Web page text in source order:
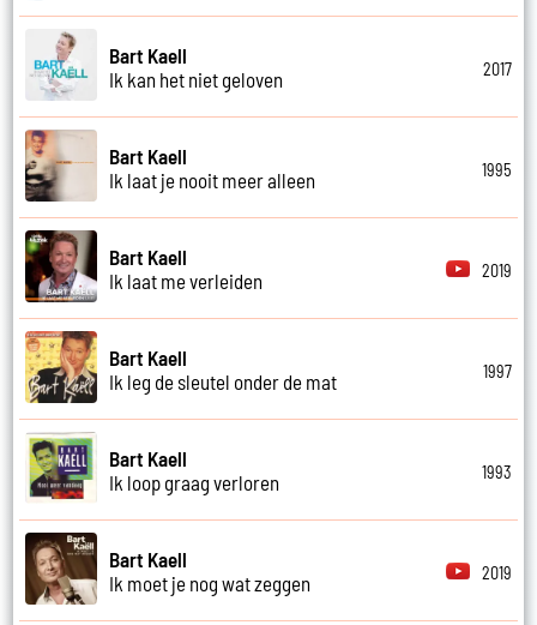
Bart Kaell
Ik kan het niet geloven
2017
Bart Kaell
Ik laat je nooit meer alleen
1995
Bart Kaell
Ik laat me verleiden
2019
Bart Kaell
Ik leg de sleutel onder de mat
1997
Bart Kaell
Ik loop graag verloren
1993
Bart Kaell
Ik moet je nog wat zeggen
2019